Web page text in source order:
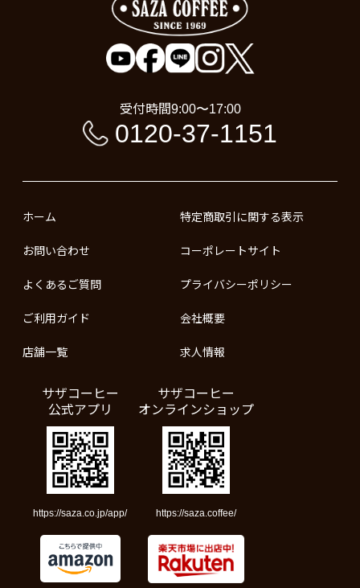
受付時間9:00〜17:00
0120-37-1151
ホーム
お問い合わせ
よくあるご質問
ご利用ガイド
店舗一覧
特定商取引に関する表示
コーポレートサイト
プライバシーポリシー
会社概要
求人情報
サザコーヒー
公式アプリ
https://saza.co.jp/app/
サザコーヒー
オンラインショップ
https://saza.coffee/